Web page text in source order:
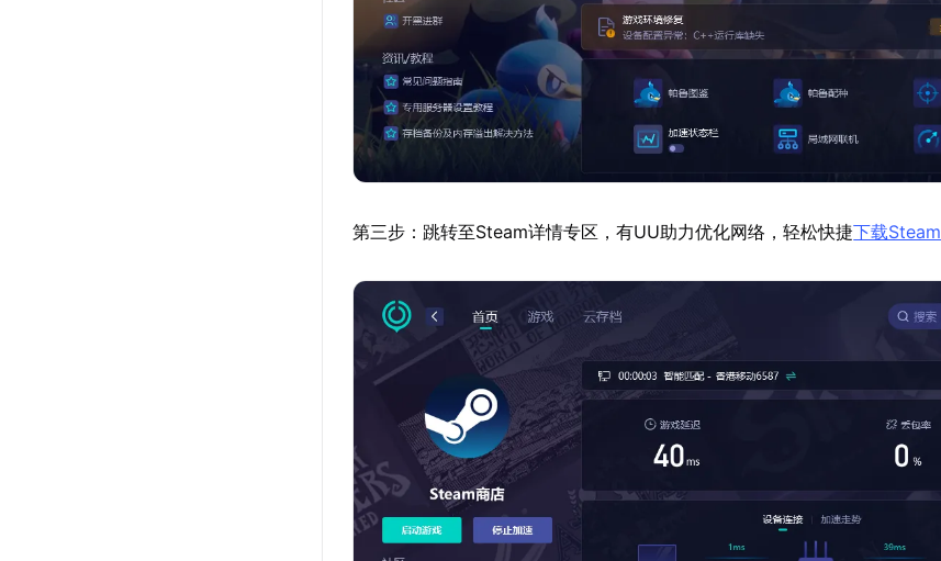
第三步：跳转至Steam详情专区，有UU助力优化网络，轻松快捷下载Steam